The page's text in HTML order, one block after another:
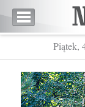
Piątek,